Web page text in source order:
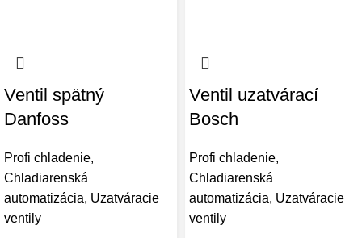
Ventil spätný
Danfoss
Profi chladenie,
Chladiarenská
automatizácia, Uzatváracie
ventily
Ventil uzatvárací
Bosch
Profi chladenie,
Chladiarenská
automatizácia, Uzatváracie
ventily